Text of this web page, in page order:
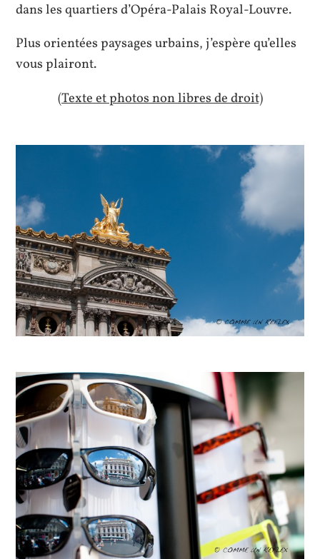
dans les quartiersd’Opéra-Palais Royal-Louvre.
Plus orientées paysages urbains, j’espère qu’elles
vous plairont.
(Texte et photos non libres de droit)